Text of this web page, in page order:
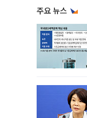
주요 뉴스